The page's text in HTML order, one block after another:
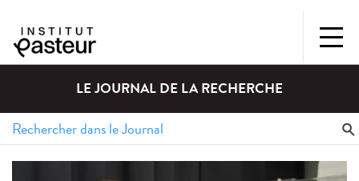
LE JOURNAL DE LA RECHERCHE